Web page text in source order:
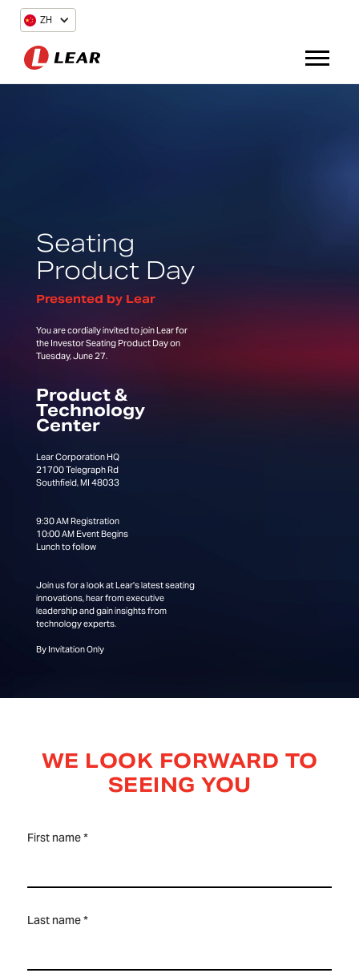
ZH
Seating
Product Day
Presented by Lear
You are cordially invited to join Lear for
the Investor Seating Product Day on
Tuesday, June 27.
Product &
Technology
Center
Lear Corporation HQ
21700 Telegraph Rd
Southfield, MI 48033
9:30 AM Registration
10:00 AM Event Begins
Lunch to follow
Join us for a look at Lear's latest seating
innovations, hear from executive
leadership and gain insights from
technology experts.
By Invitation Only
WE LOOK FORWARD TO
SEEING YOU
First name *
Last name *